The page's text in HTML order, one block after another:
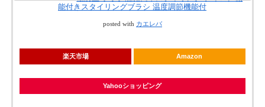
能付きスタイリングブラシ 温度調節機能付
posted with カエレバ
楽天市場 Amazon
Yahooショッピング